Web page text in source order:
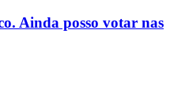
Ainda posso votar nas